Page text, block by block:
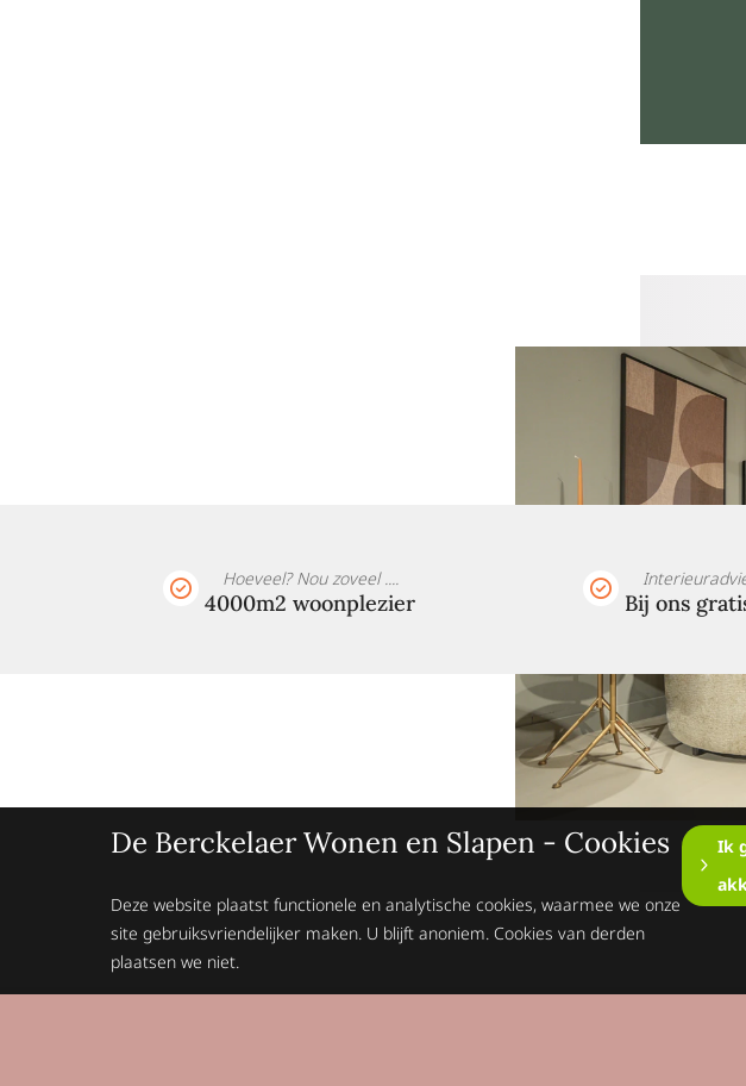
Hoeveel? Nou zoveel ....
4000m2 woonplezier Bij ons
De Berckelaer Wonen en Slapen - Cookies
Deze website plaatst functionele en analytische cookies, waarmee we onze
site gebruiksvriendelijker maken. U blijft anoniem. Cookies van derden
plaatsen we niet.
Ik